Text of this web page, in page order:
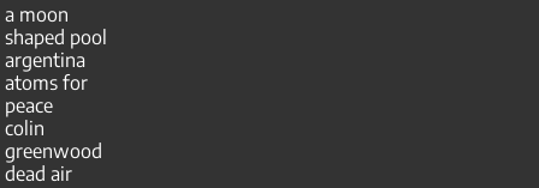
a moon
shaped pool
argentina
atoms for
peace
colin
greenwood
dead air